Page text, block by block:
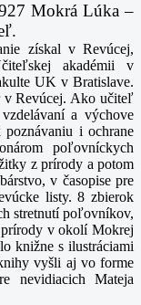
Mokrá Lúka –
získal v Revúcej,
akadémii v
UK v Bratislave.
v Revúcej. Ako učiteľ
a výchove
i ochrane
poľovníckych
z prírody a potom
v časopise pre
listy. 8 zbierok
stretnutí poľovníkov,
prírody v okolí Mokrej
knižne s ilustráciami
vyšli aj vo forme
nevidiacich Mateja